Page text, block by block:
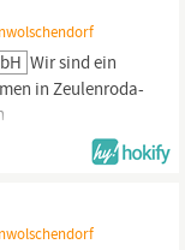
Wir sind ein
in Zeulenroda-
und
Sichtprüfung auf